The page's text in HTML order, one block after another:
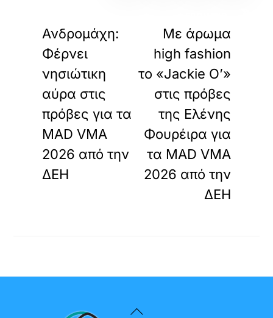
Ανδρομάχη:
Φέρνει
νησιώτικη
αύρα στις
πρόβες για τα
MAD VMA
2026 από την
ΔΕΗ
Με άρωμα
high fashion
το «Jackie O’»
στις πρόβες
της Ελένης
Φουρέιρα για
τα MAD VMA
2026 από την
ΔΕΗ
Back